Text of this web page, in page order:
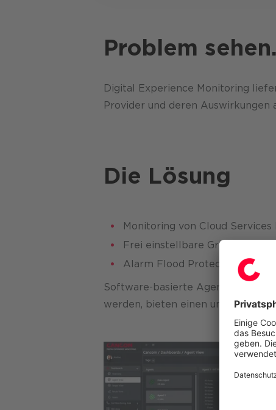
Problem
Digital Experience Monitoring
Provider und deren Auswirkungen
Die Lösung
Monitoring von Cloud
Frei einstellbare Grenzwerte
Alarm Flood Protection
Software-basierte Agenten, die
werden, bieten einen